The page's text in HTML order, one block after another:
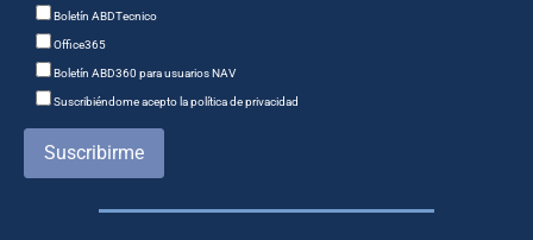
Boletín ABDTecnico
Office365
Boletín ABD360 para usuarios NAV
Suscribiéndome acepto la política de privacidad
Suscribirme